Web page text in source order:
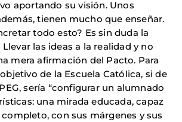
aportando su visión. Unos
tienen mucho que enseñar.
todo esto? Es sin duda la
las ideas a la realidad y no
mera afirmación del Pacto. Para
de la Escuela Católica, si de
sería “configurar un alumnado
una mirada educada, capaz
con sus márgenes y sus